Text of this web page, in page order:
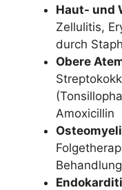
Haut- und
Zellulitis,
durch
Obere
Amoxicillin
Behandlung